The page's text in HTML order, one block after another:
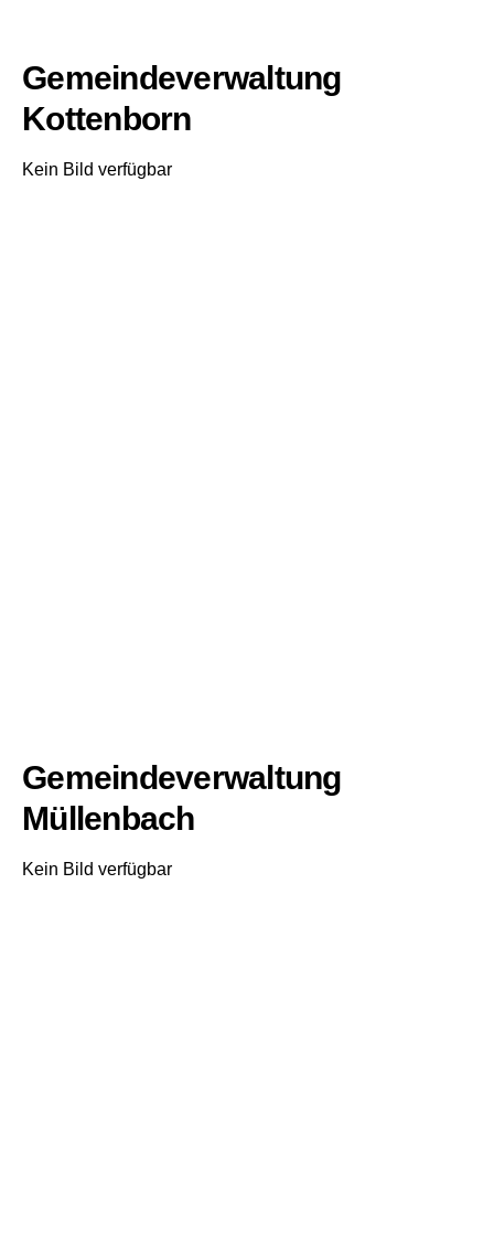
Gemeindeverwaltung
Kottenborn
Kein Bild verfügbar
Gemeindeverwaltung
Müllenbach
Kein Bild verfügbar